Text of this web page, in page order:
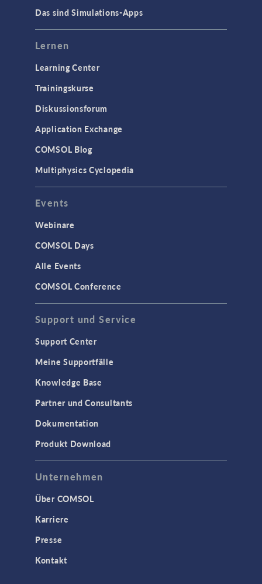
Das sind Simulations-Apps
Lernen
Learning Center
Trainingskurse
Diskussionsforum
Application Exchange
COMSOL Blog
Multiphysics Cyclopedia
Events
Webinare
COMSOL Days
Alle Events
COMSOL Conference
Support und Service
Support Center
Meine Supportfälle
Knowledge Base
Partner und Consultants
Dokumentation
Produkt Download
Unternehmen
Über COMSOL
Karriere
Presse
Kontakt